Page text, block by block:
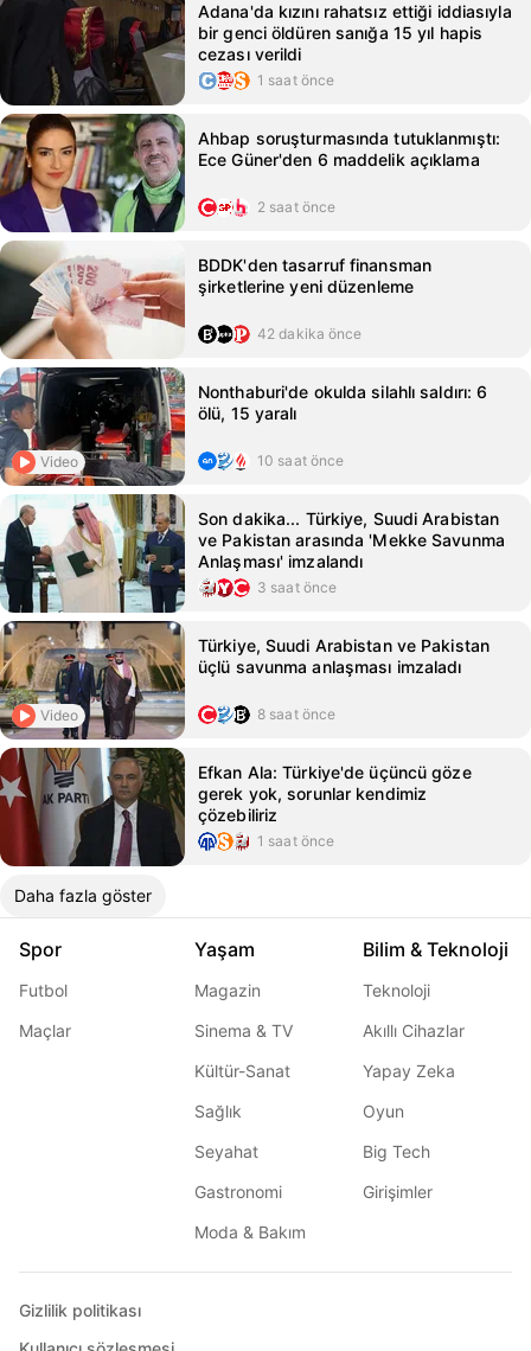
Adana'da kızını rahatsız ettiği iddiasıyla
bir genci öldüren sanığa 15 yıl hapis
cezası verildi
1 saat önce
Ahbap soruşturmasında tutuklanmıştı:
Ece Güner'den 6 maddelik açıklama
2 saat önce
BDDK'den tasarruf finansman
şirketlerine yeni düzenleme
42 dakika önce
Video
Nonthaburi'de okulda silahlı saldırı: 6
ölü, 15 yaralı
10 saat önce
Son dakika... Türkiye, Suudi Arabistan
ve Pakistan arasında 'Mekke Savunma
Anlaşması' imzalandı
3 saat önce
Video
Türkiye, Suudi Arabistan ve Pakistan
üçlü savunma anlaşması imzaladı
8 saat önce
Efkan Ala: Türkiye'de üçüncü göze
gerek yok, sorunlar kendimiz
çözebiliriz
1 saat önce
Daha fazla göster
Spor
Futbol
Maçlar
Yaşam
Magazin
Sinema & TV
Kültür-Sanat
Sağlık
Seyahat
Gastronomi
Moda & Bakım
Bilim & Teknoloji
Teknoloji
Akıllı Cihazlar
Yapay Zeka
Oyun
Big Tech
Girişimler
Gizlilik politikası